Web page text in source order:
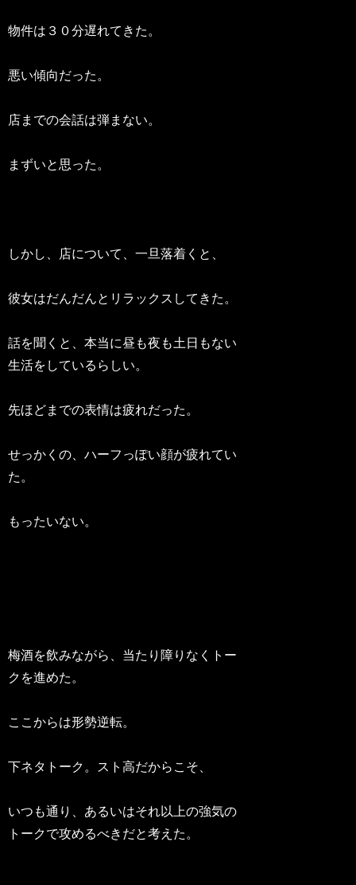
物件は３０分遅れてきた。
悪い傾向だった。
店までの会話は弾まない。
まずいと思った。
しかし、店について、一旦落着くと、
彼女はだんだんとリラックスしてきた。
話を聞くと、本当に昼も夜も土日もない
生活をしているらしい。
先ほどまでの表情は疲れだった。
せっかくの、ハーフっぽい顔が疲れてい
た。
もったいない。
梅酒を飲みながら、当たり障りなくトー
クを進めた。
ここからは形勢逆転。
下ネタトーク。スト高だからこそ、
いつも通り、あるいはそれ以上の強気の
トークで攻めるべきだと考えた。